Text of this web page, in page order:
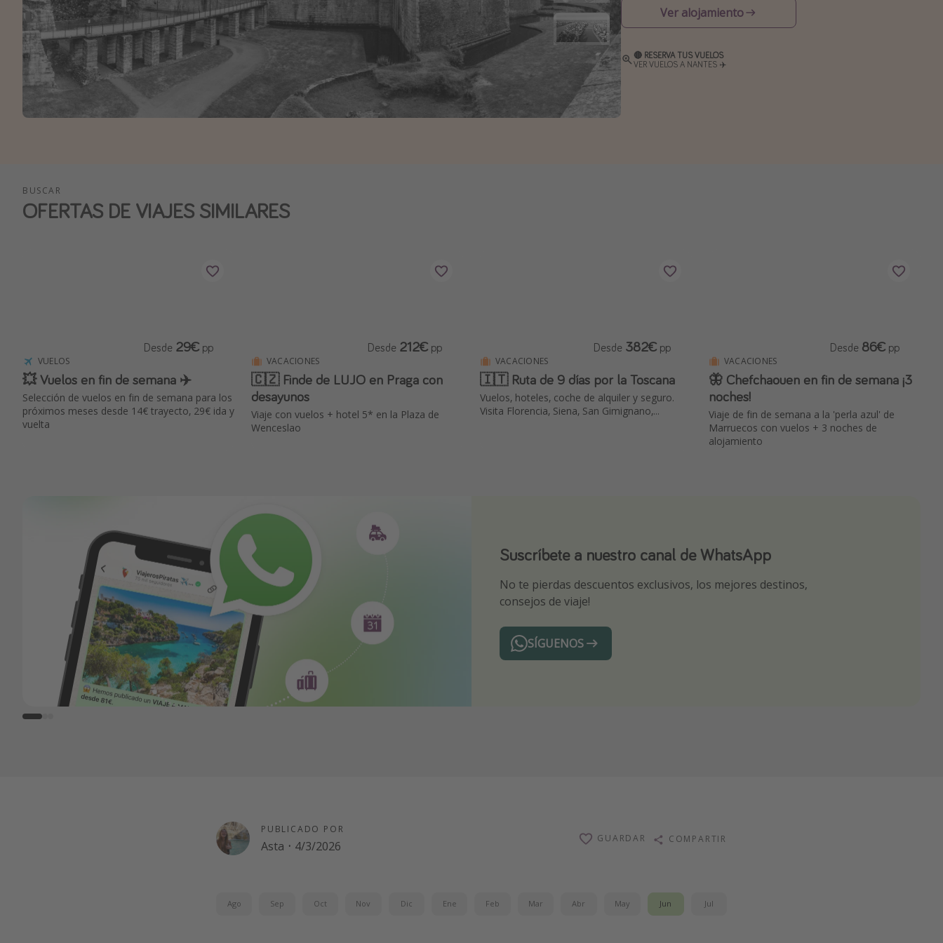
Ver alojamiento
🔴 RESERVA TUS VUELOS
VER VUELOS A NANTES ✈️
BUSCAR
OFERTAS DE VIAJES SIMILARES
VUELOS
💥 Vuelos en fin de semana ✈️
Selección de vuelos en fin de semana para los
próximos meses desde 14€ trayecto, 29€ ida y
vuelta
Desde 29€ pp
VACACIONES
🇨🇿 Finde de LUJO en Praga con
desayunos
Viaje con vuelos + hotel 5* en la Plaza de
Wenceslao
Desde 212€ pp
VACACIONES
🇮🇹 Ruta de 9 días por la Toscana
Vuelos, hoteles, coche de alquiler y seguro.
Visita Florencia, Siena, San Gimignano,...
Desde 382€ pp
VACACIONES
🦋 Chefchaouen en fin de semana ¡3
noches!
Viaje de fin de semana a la 'perla azul' de
Marruecos con vuelos + 3 noches de
alojamiento
Desde 86€ pp
Suscríbete a nuestro canal de WhatsApp
No te pierdas descuentos exclusivos, los mejores destinos,
consejos de viaje!
SÍGUENOS
Descarga nuestra app
Sé el primero en reservar nuestros chollazos
¡Suscríbete a nuestro canal de Telegram!
¡Recibe las mejores ofertas seleccionadas para ti por nuestros
expertos en viajes
Telegram
PUBLICADO POR
Asta · 4/3/2026
GUARDAR COMPARTIR
Ago Sep Oct Nov Dic Ene Feb Mar Abr May Jun Jul